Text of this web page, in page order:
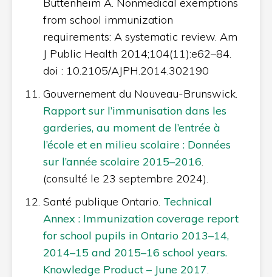
from school immunization
requirements: A systematic review. Am
J Public Health 2014;104(11):e62–84.
doi : 10.2105/AJPH.2014.302190
Gouvernement du Nouveau-Brunswick.
Rapport sur l’immunisation dans les
garderies, au moment de l’entrée à
l’école et en milieu scolaire : Données
sur l’année scolaire 2015–2016.
(consulté le 23 septembre 2024).
Santé publique Ontario. Technical
Annex : Immunization coverage report
for school pupils in Ontario 2013–14,
2014–15 and 2015–16 school years.
Knowledge Product – June 2017.